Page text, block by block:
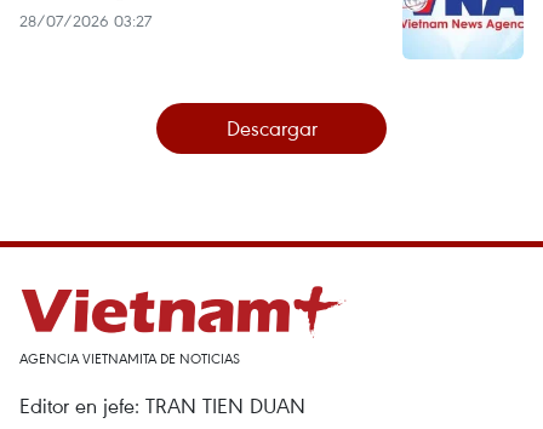
28/07/2026 03:27
Descargar
AGENCIA VIETNAMITA DE NOTICIAS
Editor en jefe: TRAN TIEN DUAN